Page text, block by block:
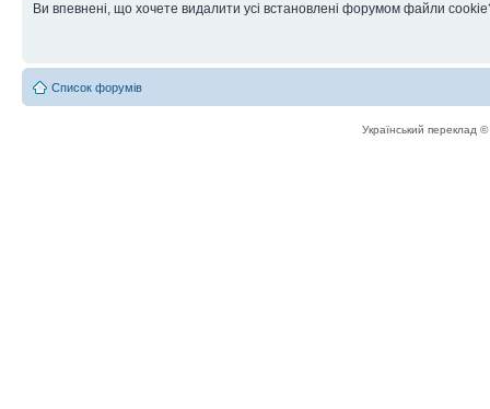
Ви впевнені, що хочете видалити усі встановлені форумом файли
Список форумів
Український переклад